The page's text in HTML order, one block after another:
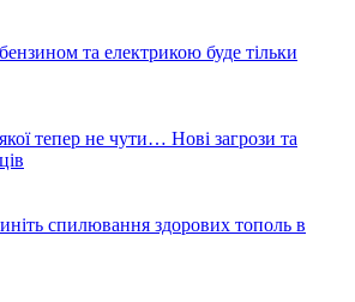
та електрикою буде тільки
тепер не чути… Нові загрози та
спилювання здорових тополь в